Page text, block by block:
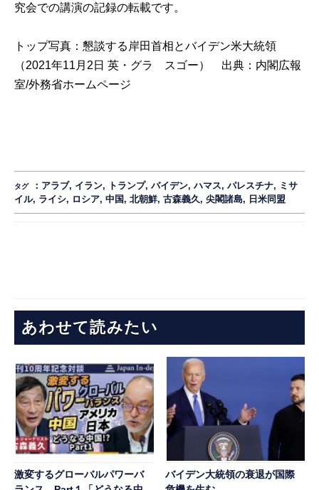
究会での講演の記録の転載です。
トップ写真：懇談する岸田首相とバイデン米大統領
（2021年11月2日 英・グラ スゴー） 出典： 内閣広報
室/外務省ホームページ
タグ ： アラブ, イラン, トランプ,バイデン,ハマス,パレスチナ, ミサ
イル, ライシ, ロシア,中国 ,北朝鮮,古森義久,尖閣諸島, 日米同盟
あわせて読みたい
激変するグローバルパワーバ
バイデン大統領の衰退が国際